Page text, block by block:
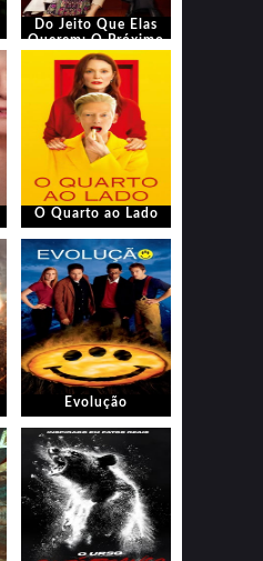
Do Jeito Que Elas
Querem: O Próximo
Capítulo
O Quarto ao Lado
Evolução